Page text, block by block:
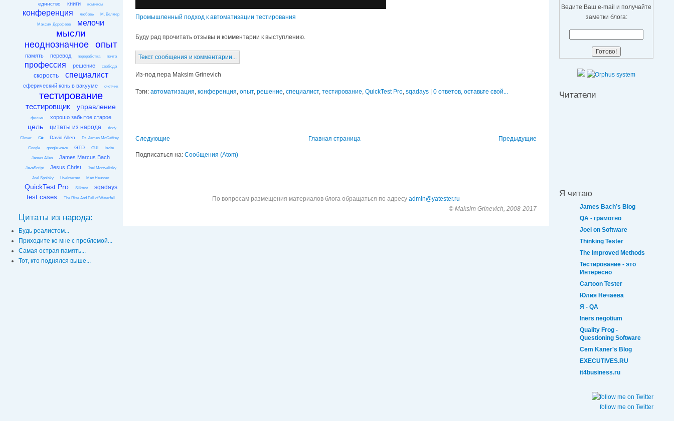
единство книги комиксы
конференция любовь М. Веллер
Максим Дорофеев мелочи
мысли
неоднозначное опыт
память перевод переработка почта
профессия решение свобода
скорость специалист
сферический конь в вакууме счетчик
тестирование
тестировщик управление
фильм хорошо забытое старое
цель цитаты из народа Andy
Glover C# David Allen Dr. James McCaffrey
Google google wave GTD GUI invite
James Allen James Marcus Bach
JavaScript Jesus Christ Joel Montvelisky
Joel Spolsky LiveInternet Matt Heusser
QuickTest Pro Silktest sqadays
test cases The Rise And Fall of Waterfall
Цитаты из народа:
Будь реалистом...
Приходите ко мне с проблемой...
Самая острая память...
Тот, кто поднялся выше...
Промышленный подход к автоматизации тестирования
Буду рад прочитать отзывы и комментарии к выступлению.
Текст сообщения и комментарии...
Из-под пера Maksim Grinevich
Тэги: автоматизация, конференция, опыт, решение, специалист, тестирование, QuickTest Pro, sqadays 0 ответов, оставьте свой...
Следующие Предыдущие
Главная страница
Подписаться на: Сообщения (Atom)
По вопросам размещения материалов блога обращаться по адресу admin@yatester.ru
© Maksim Grinevich, 2008-2017
Ведите Ваш e-mail и получайте
заметки блога:
Читатели
Я читаю
James Bach’s Blog
QA - грамотно
Joel on Software
Thinking Tester
The Improved Methods
Тестирование - это
Интересно
Cartoon Tester
Юлия Нечаева
Я - QA
Iners negotium
Quality Frog -
Questioning Software
Cem Kaner's Blog
EXECUTIVES.RU
it4business.ru
follow me on Twitter